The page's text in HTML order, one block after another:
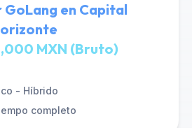
en Capital
MXN (Bruto)
- Híbrido
completo